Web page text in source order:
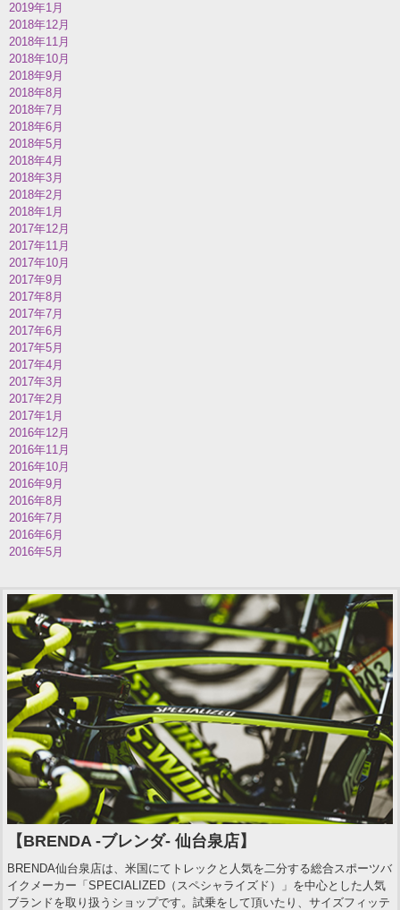
2019年1月
2018年12月
2018年11月
2018年10月
2018年9月
2018年8月
2018年7月
2018年6月
2018年5月
2018年4月
2018年3月
2018年2月
2018年1月
2017年12月
2017年11月
2017年10月
2017年9月
2017年8月
2017年7月
2017年6月
2017年5月
2017年4月
2017年3月
2017年2月
2017年1月
2016年12月
2016年11月
2016年10月
2016年9月
2016年8月
2016年7月
2016年6月
2016年5月
【BRENDA -ブレンダ- 仙台泉店】
BRENDA仙台泉店は、米国にてトレックと人気を二分する総合スポーツバ
イクメーカー「SPECIALIZED（スペシャライズド）」を中心とした人気
ブランドを取り扱うショップです。試乗をして頂いたり、サイズフィッテ